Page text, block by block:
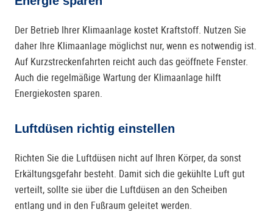
Der Betrieb Ihrer Klimaanlage kostet Kraftstoff. Nutzen Sie
daher Ihre Klimaanlage möglichst nur, wenn es notwendig ist.
Auf Kurzstreckenfahrten reicht auch das geöffnete Fenster.
Auch die regelmäßige Wartung der Klimaanlage hilft
Energiekosten sparen.
Luftdüsen richtig einstellen
Richten Sie die Luftdüsen nicht auf Ihren Körper, da sonst
Erkältungsgefahr besteht. Damit sich die gekühlte Luft gut
verteilt, sollte sie über die Luftdüsen an den Scheiben
entlang und in den Fußraum geleitet werden.